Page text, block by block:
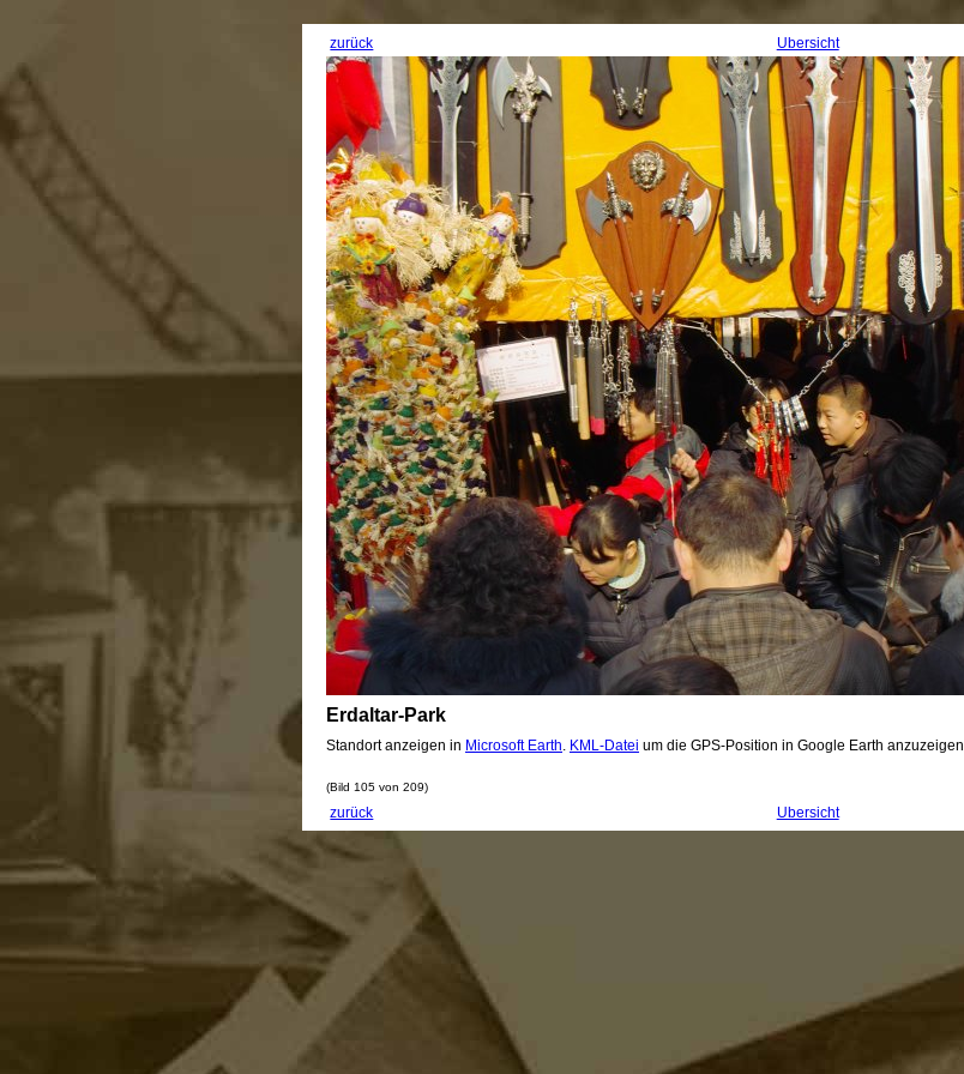
Übersicht
zurück
Erdaltar-Park
Standort anzeigen in Microsoft Earth KML-Datei um die GPS-Position in Google Earth anzuzeigen.
(Bild 105 von 209)
Übersicht
zurück